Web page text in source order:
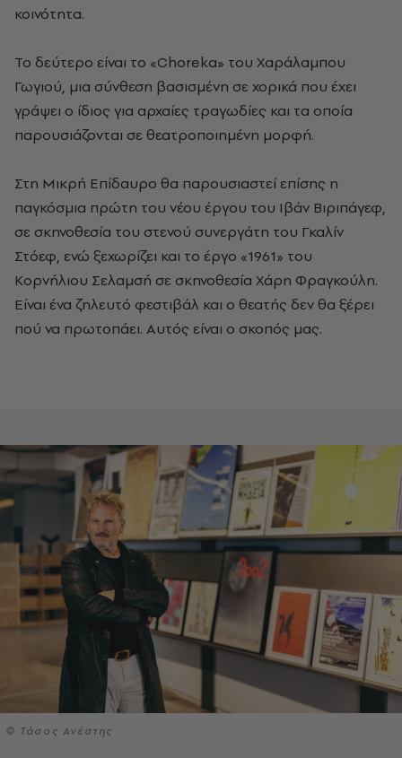
κοινότητα.
Το δεύτερο είναι το «Choreka» του Χαράλαμπου
Γωγιού, μια σύνθεση βασισμένη σε χορικά που έχει
γράψει ο ίδιος για αρχαίες τραγωδίες και τα οποία
παρουσιάζονται σε θεατροποιημένη μορφή.
Στη Μικρή Επίδαυρο θα παρουσιαστεί επίσης η
παγκόσμια πρώτη του νέου έργου του Ιβάν Βιριπάγεφ,
σε σκηνοθεσία του στενού συνεργάτη του Γκαλίν
Στόεφ, ενώ ξεχωρίζει και το έργο «1961» του
Κορνήλιου Σελαμσή σε σκηνοθεσία Χάρη Φραγκούλη.
Είναι ένα ζηλευτό φεστιβάλ και ο θεατής δεν θα ξέρει
πού να πρωτοπάει. Αυτός είναι ο σκοπός μας.
© Τάσος Ανέστης